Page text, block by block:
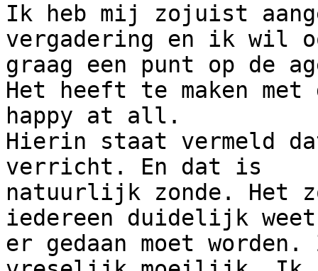
Ik heb mij zojuist
vergadering en ik wil
graag een punt op de
Het heeft te maken
happy at all.
Hierin staat vermeld
verricht. En dat is
natuurlijk zonde. Het
iedereen duidelijk
er gedaan moet